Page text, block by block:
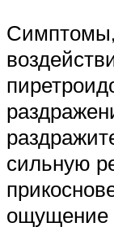
сильную
ощущение